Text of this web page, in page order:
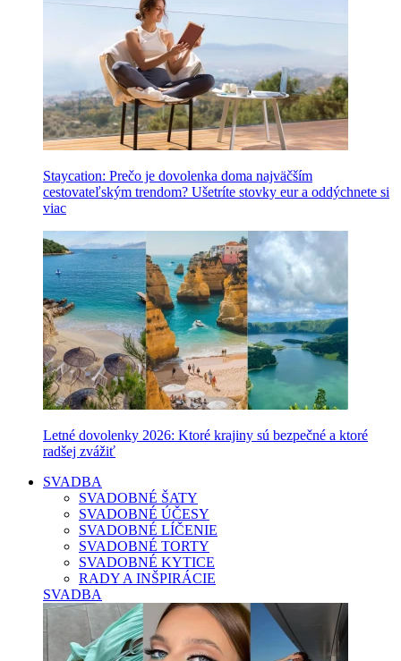
Staycation: Prečo je dovolenka doma najväčším
cestovateľským trendom? Ušetríte stovky eur a oddýchnete si
viac
Letné dovolenky 2026: Ktoré krajiny sú bezpečné a ktoré
radšej zvážiť
SVADBA
SVADOBNÉ ŠATY
SVADOBNÉ ÚČESY
SVADOBNÉ LÍČENIE
SVADOBNÉ TORTY
SVADOBNÉ KYTICE
RADY A INŠPIRÁCIE
SVADBA